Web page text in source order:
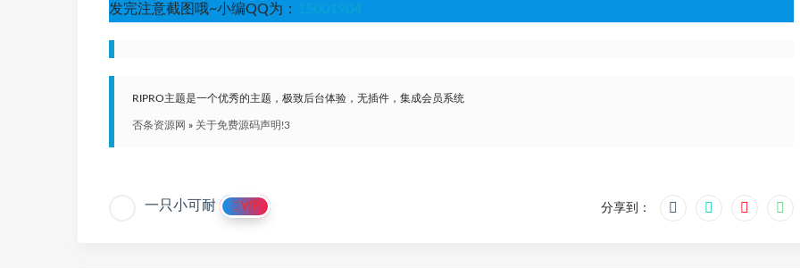
发完注意截图哦~小编QQ为：
RIPRO主题是一个优秀的主题，极致后台体验，无插件，集成会员系统
否条资源网 » 关于免费源码声明!3
一只小可耐 VIP 分享到：